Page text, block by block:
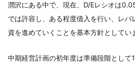
潤沢にある中で、現在、D/Eレシオは
では許容し、ある程度借入を行い、レバ
資を進めていくことを基本方針としてい
中期経営計画の初年度は準備段階として